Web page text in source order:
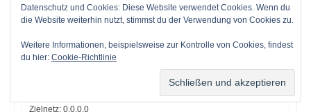
Wenn du das doppelte NAT deaktivierst, musst du natürlich
statische Routen in der Fritzbox und ggf. Im USG einrichten. Sonst
Fritzbox:
Zielnetz : das Netz hinter dem USG
Zielnetz: 0.0.0.0
Datenschutz und Cookies: Diese Website verwendet Cookies. Wenn du
die Website weiterhin nutzt, stimmst du der Verwendung von Cookies zu.
Weitere Informationen, beispielsweise zur Kontrolle von Cookies, findest
du hier: Cookie-Richtlinie